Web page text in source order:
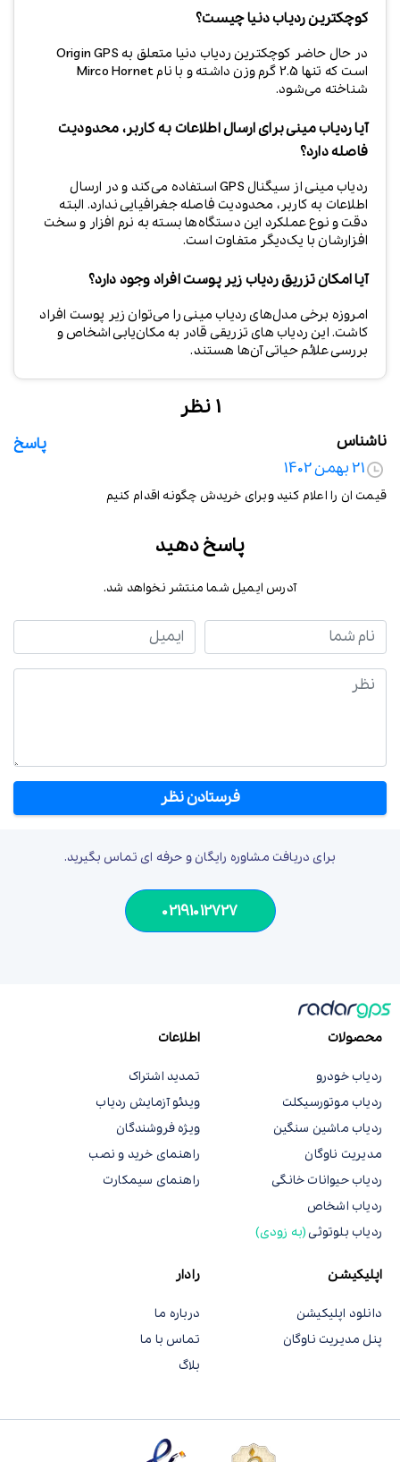
کوچکترین ردیاب دنیا چیست؟
در حال حاضر کوچکترین ردیاب دنیا متعلق به Origin GPS
است که تنها 2.5 گرم وزن داشته و با نام Mirco Hornet
شناخته می‌شود.
آیا ردیاب مینی برای ارسال اطلاعات به کاربر، محدودیت
فاصله دارد؟
ردیاب مینی از سیگنال GPS استفاده می‌کند و در ارسال
اطلاعات به کاربر، محدودیت فاصله جغرافیایی ندارد. البته
دقت و نوع عملکرد این دستگاه‌ها بسته به نرم افزار و سخت
افزارشان با یک‌دیگر متفاوت است.
آیا امکان تزریق ردیاب زیر پوست افراد وجود دارد؟
امروزه برخی مدل‌های ردیاب مینی را می‌توان زیر پوست افراد
کاشت. این ردیاب های تزریقی قادر به مکان‌یابی اشخاص و
بررسی علائم حیاتی آن‌ها هستند.
1 نظر
ناشناس
پاسخ
21 بهمن 1402
قیمت ان را اعلام کنید وبرای خریدش چگونه اقدام کنیم
پاسخ دهید
آدرس ایمیل شما منتشر نخواهد شد.
نام شما ایمیل
نظر
برای دریافت مشاوره رایگان و حرفه ای تماس بگیرید.
02191012727
محصولات
ردیاب خودرو
ردیاب موتورسیکلت
ردیاب ماشین سنگین
مدیریت ناوگان
ردیاب حیوانات خانگی
ردیاب اشخاص
ردیاب بلوتوثی (به زودی)
اطلاعات
تمدید اشتراک
ویدئو آزمایش ردیاب
ویژه فروشندگان
راهنمای خرید و نصب
راهنمای سیمکارت
اپلیکیشن
دانلود اپلیکیشن
پنل مدیریت ناوگان
رادار
درباره ما
تماس با ما
بلاگ